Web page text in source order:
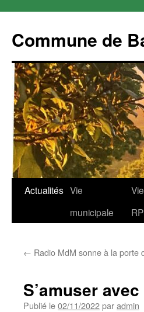
Commune de
Aller
Actualités Vie
municipale
← Radio MdM sonne à la porte
S’amuser
Publié le02/11/2022paradmin